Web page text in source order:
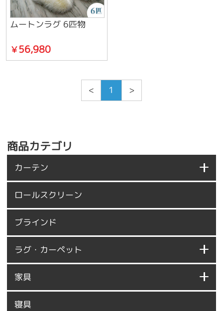
ムートンラグ 6匹物
￥56,980
< 1 >
商品カテゴリ
カーテン
ロールスクリーン
ブラインド
ラグ・カーペット
家具
寝具